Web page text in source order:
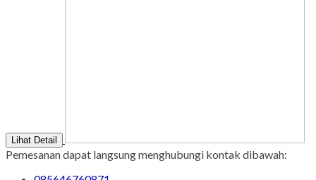
Lihat Detail
Pemesanan dapat langsung menghubungi kontak dibawah: